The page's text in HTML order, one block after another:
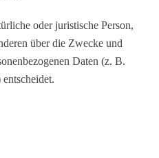
oder juristische Person,
über die Zwecke und
Daten (z. B.